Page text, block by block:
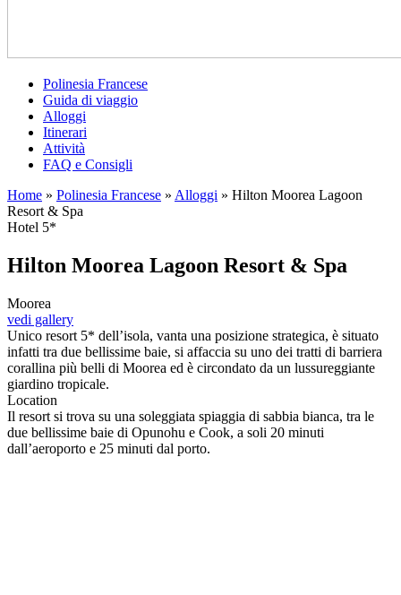
Polinesia Francese
Guida di viaggio
Alloggi
Itinerari
Attività
FAQ e Consigli
Home » Polinesia Francese » Alloggi » Hilton Moorea Lagoon
Resort & Spa
Hotel 5*
Hilton Moorea Lagoon Resort & Spa
Moorea
vedi gallery
Unico resort 5* dell’isola, vanta una posizione strategica, è situato
infatti tra due bellissime baie, si affaccia su uno dei tratti di barriera
corallina più belli di Moorea ed è circondato da un lussureggiante
giardino tropicale.
Location
Il resort si trova su una soleggiata spiaggia di sabbia bianca, tra le
due bellissime baie di Opunohu e Cook, a soli 20 minuti
dall’aeroporto e 25 minuti dal porto.